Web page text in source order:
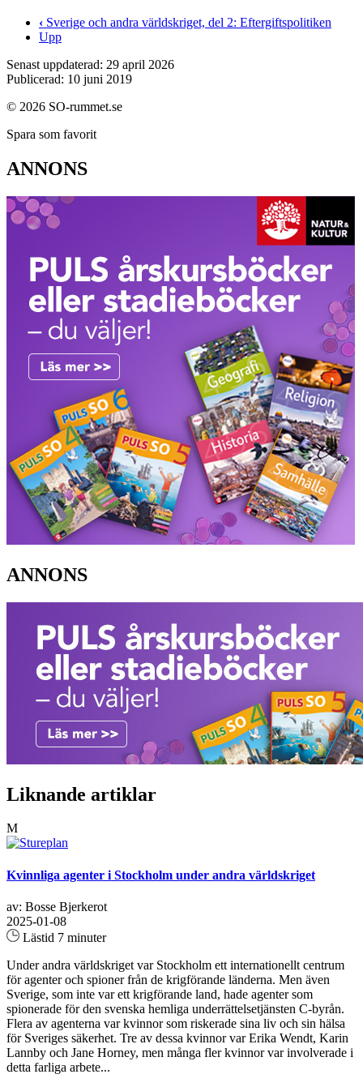
‹ Sverige och andra världskriget, del 2: Eftergiftspolitiken
Upp
Senast uppdaterad: 29 april 2026
Publicerad: 10 juni 2019
© 2026 SO-rummet.se
Spara som favorit
ANNONS
ANNONS
Liknande artiklar
M
Kvinnliga agenter i Stockholm under andra världskriget
av: Bosse Bjerkerot
2025-01-08
Lästid 7 minuter
Under andra världskriget var Stockholm ett internationellt centrum
för agenter och spioner från de krigförande länderna. Men även
Sverige, som inte var ett krigförande land, hade agenter som
spionerade för den svenska hemliga underrättelsetjänsten C-byrån.
Flera av agenterna var kvinnor som riskerade sina liv och sin hälsa
för Sveriges säkerhet. Tre av dessa kvinnor var Erika Wendt, Karin
Lannby och Jane Horney, men många fler kvinnor var involverade i
detta farliga arbete...